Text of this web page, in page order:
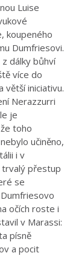
Luise
koupeného
Dumfriesovi.
dálky bůhví
více do
větší iniciativu.
Nerazzurri
je
toho
učiněno,
i v
trvalý přestup
se
očích roste i
v Marassi:
písně
a pocit